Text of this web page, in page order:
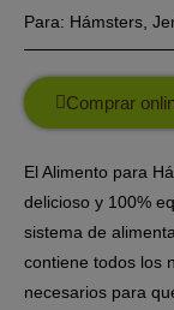
Para: Hámsters
Comprar
El Alimento para
delicioso y 100%
sistema de
contiene todos los
necesarios para